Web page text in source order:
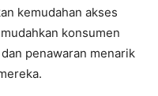
kemudahan akses
konsumen
penawaran menarik